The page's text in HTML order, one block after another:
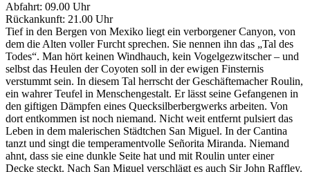
Abfahrt: 09.00 Uhr
Rückankunft: 21.00 Uhr
Tief in den Bergen von Mexiko liegt ein verborgener Canyon, von
dem die Alten voller Furcht sprechen. Sie nennen ihn das „Tal des
Todes“. Man hört keinen Windhauch, kein Vogelgezwitscher – und
selbst das Heulen der Coyoten soll in der ewigen Finsternis
verstummt sein. In diesem Tal herrscht der Geschäftemacher Roulin,
ein wahrer Teufel in Menschengestalt. Er lässt seine Gefangenen in
den giftigen Dämpfen eines Quecksilberbergwerks arbeiten. Von
dort entkommen ist noch niemand. Nicht weit entfernt pulsiert das
Leben in dem malerischen Städtchen San Miguel. In der Cantina
tanzt und singt die temperamentvolle Señorita Miranda. Niemand
ahnt, dass sie eine dunkle Seite hat und mit Roulin unter einer
Decke steckt. Nach San Miguel verschlägt es auch Sir John Raffley.